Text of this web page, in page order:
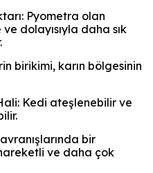
Pyometra olan
dolayısıyla daha sık
birikimi, karın bölgesinin
Kedi ateşlenebilir ve
bir
ve daha çok